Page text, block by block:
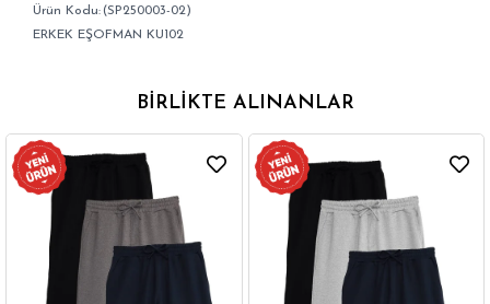
(SP250003-02)
ERKEK EŞOFMAN KU102
BIRLIKTE ALINANLAR